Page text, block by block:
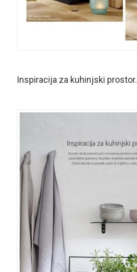
Inspiracija za kuhinjski prostor.